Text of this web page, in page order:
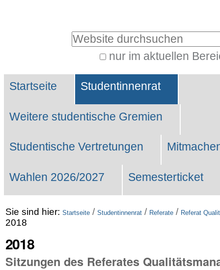
Website durchsuchen
nur im aktuellen
Suche…
Sektionen
Startseite Studentinnenrat
Weitere studentische Gremien
Studentische Vertretungen
Wahlen 2026/2027 Semesterticket
Sie sind hier: Startseite / Studentinnenrat / Referate / Referat
2018
2018
Sitzungen des Referates